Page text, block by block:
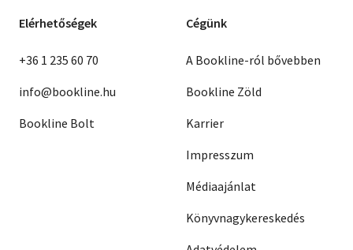
Elérhetőségek
+36 1 235 60 70
info@bookline.hu
Bookline Bolt
Cégünk
A Bookline-ról bővebben
Bookline Zöld
Karrier
Impresszum
Médiaajánlat
Könyvnagykereskedés